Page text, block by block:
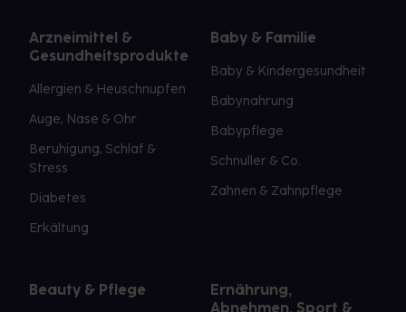
Arzneimittel &
Gesundheitsprodukte
Allergien & Heuschnupfen
Auge, Nase & Ohr
Beruhigung, Schlaf &
Stress
Diabetes
Erkältung
Baby & Familie
Baby & Kindergesundheit
Babynahrung
Babypflege
Schnuller & Co.
Zahnen & Zahnpflege
Beauty & Pflege
Ernährung,
Abnehmen, Sport &